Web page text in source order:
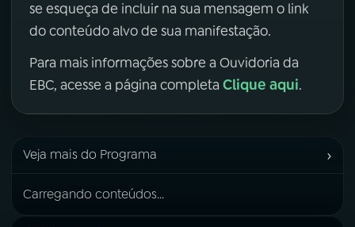
se esqueça de incluir na sua mensagem o link
do conteúdo alvo de sua manifestação.
Para mais informações sobre a Ouvidoria da
EBC, acesse a página completa Clique aqui.
Veja mais do Programa ›
Carregando conteúdos...